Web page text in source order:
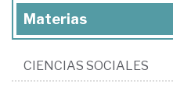
Materias
CIENCIAS SOCIALES